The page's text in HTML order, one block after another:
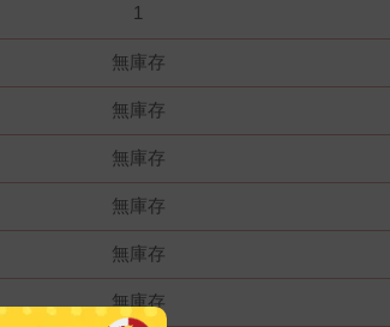
1
無庫存
無庫存
無庫存
無庫存
無庫存
無庫存